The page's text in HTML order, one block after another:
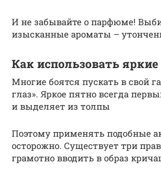
И не забывайте о парфюме!
изысканные ароматы –
Как использовать
Многие боятся пускать в свой
глаз». Яркое пятно всегда
и выделяет из толпы
Поэтому применять подобные
осторожно. Существует три
грамотно вводить в образ